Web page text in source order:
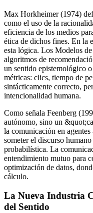
Max Horkheimer (1974)
como el uso de la
eficiencia de los medios
ética de dichos fines. En la
esta lógica. Los Modelos
algoritmos de
un sentido epistemológico
métricas: clics, tiempo de
sintácticamente correcto,
intencionalidad humana.
Como señala Feenberg
autónomo, sino un
la comunicación en
someter el discurso
probabilística. La
entendimiento mutuo para
optimización de datos,
cálculo.
La Nueva Industria
del Sentido